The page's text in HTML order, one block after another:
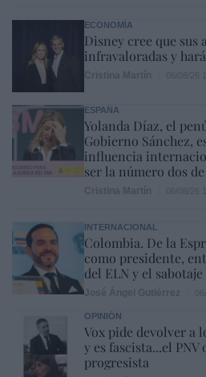
ECONOMÍA
Disney cree que sus
infravaloradas y
ESPAÑA
Yolanda Díaz, el
Gobierno Sánchez,
influencia
ser la número dos
INTERNACIONAL
Colombia. De la
como presidente,
del ELN y el
OPINIÓN
Vox pide devolver a
y es fascista...el
progresista